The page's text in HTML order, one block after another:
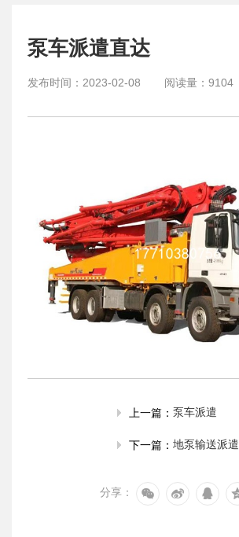
泵车派遣直达
发布时间： 2023-02-08 阅读量： 9104
上一篇： 泵车派遣
下一篇： 地泵输送派遣
分享：